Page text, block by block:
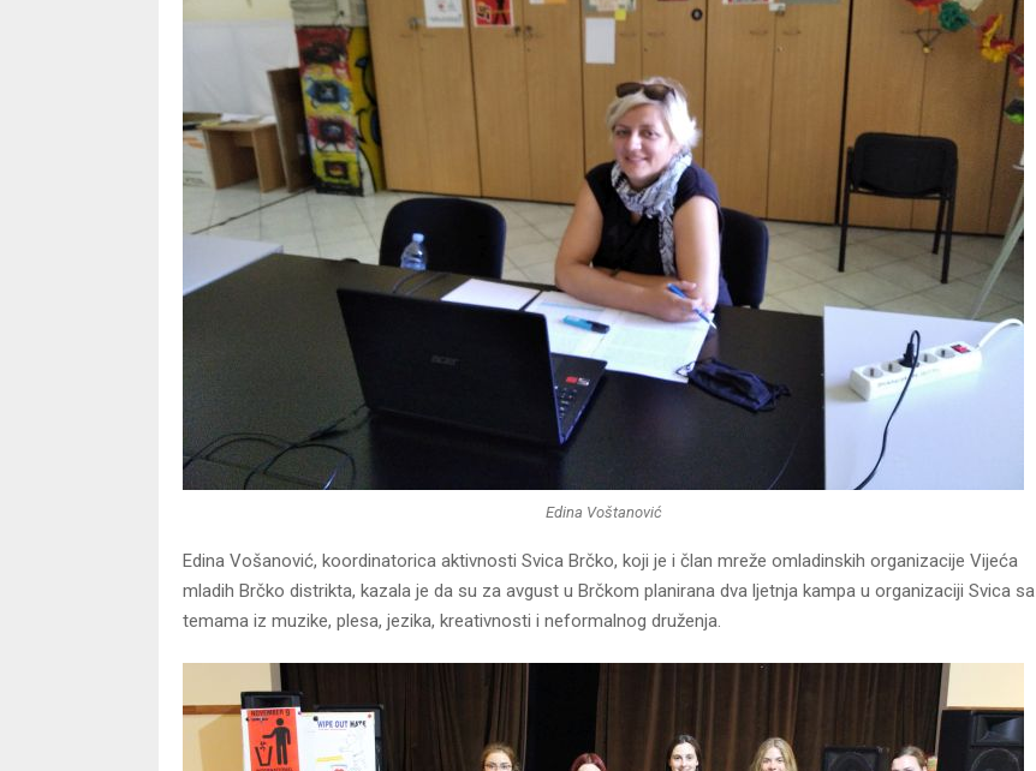
Edina Voštanović
Edina Vošanović, koordinatorica aktivnosti Svica Brčko, koji je i član mreže omladinskih organizacije Vijeća
mladih Brčko distrikta, kazala je da su za avgust u Brčkom planirana dva ljetnja kampa u organizaciji Svica sa
temama iz muzike, plesa, jezika, kreativnosti i neformalnog druženja.